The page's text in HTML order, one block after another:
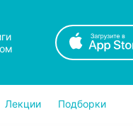
Лекции Подборки